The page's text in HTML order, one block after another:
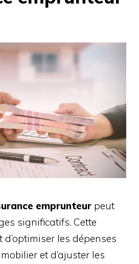
emprunteur peut
significatifs. Cette
les dépenses
et d’ajuster les